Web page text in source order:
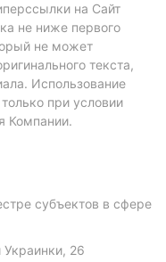
на Сайт
не ниже первого
не может
текста,
Использование
при условии
Компании.
субъектов в сфере
Украинки, 26